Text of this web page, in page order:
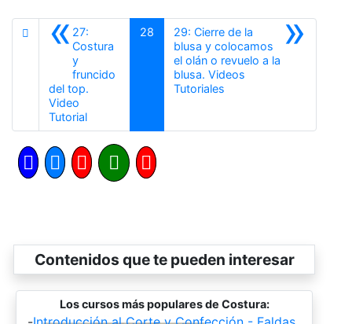
«27:
Costura
y
fruncido
del top.
Video
TutorialAnterior
28 »
29: Cierre de la
blusa y colocamos
el olán o revuelo a la
blusa. Videos
Tutoriales
Contenidos que te pueden interesar
Los cursos más populares de Costura: